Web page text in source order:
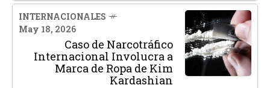
INTERNACIONALES
May 18, 2026
Caso de Narcotráfico
Internacional Involucra a
Marca de Ropa de Kim
Kardashian